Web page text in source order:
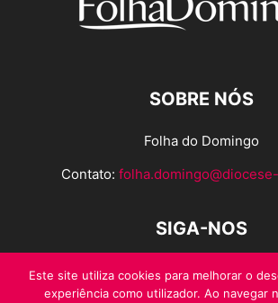
SOBRE NÓS
Folha do Domingo
Contato:
SIGA-NOS
Este site utiliza cookies para melhorar o
experiência como utilizador. Ao navegar